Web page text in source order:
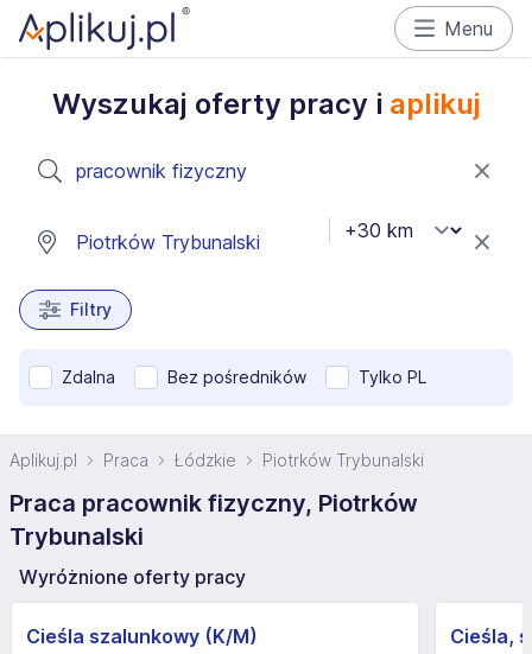
Menu
Wyszukaj oferty pracy i aplikuj
Filtry
Zdalna Bez pośredników Tylko PL
Aplikuj.pl Praca Łódzkie Piotrków Trybunalski
Praca pracownik fizyczny, Piotrków
Trybunalski
Wyróżnione oferty pracy
Cieśla szalunkowy (K/M)